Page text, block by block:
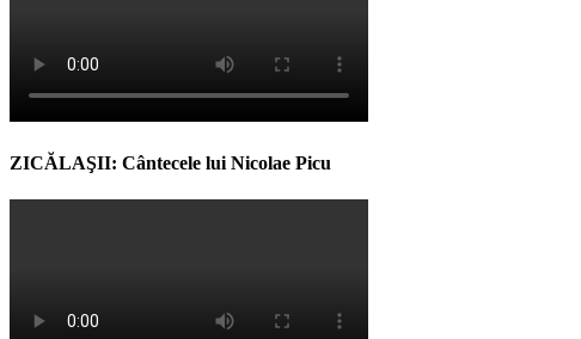
ZICĂLAŞII: Cântecele lui Nicolae Picu